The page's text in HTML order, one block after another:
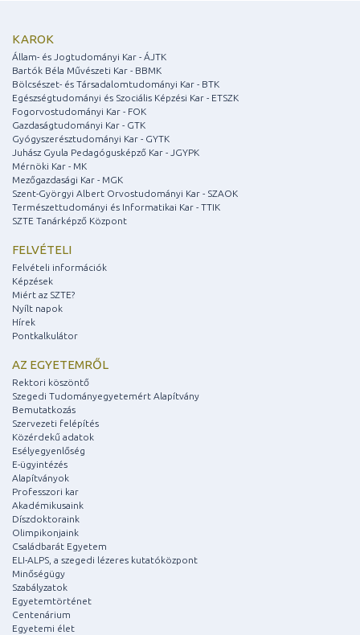
KAROK
Állam- és Jogtudományi Kar - ÁJTK
Bartók Béla Művészeti Kar - BBMK
Bölcsészet- és Társadalomtudományi Kar - BTK
Egészségtudományi és Szociális Képzési Kar - ETSZK
Fogorvostudományi Kar - FOK
Gazdaságtudományi Kar - GTK
Gyógyszerésztudományi Kar - GYTK
Juhász Gyula Pedagógusképző Kar - JGYPK
Mérnöki Kar - MK
Mezőgazdasági Kar - MGK
Szent-Györgyi Albert Orvostudományi Kar - SZAOK
Természettudományi és Informatikai Kar - TTIK
SZTE Tanárképző Központ
FELVÉTELI
Felvételi információk
Képzések
Miért az SZTE?
Nyílt napok
Hírek
Pontkalkulátor
AZ EGYETEMRŐL
Rektori köszöntő
Szegedi Tudományegyetemért Alapítvány
Bemutatkozás
Szervezeti felépítés
Közérdekű adatok
Esélyegyenlőség
E-ügyintézés
Alapítványok
Professzori kar
Akadémikusaink
Díszdoktoraink
Olimpikonjaink
Családbarát Egyetem
ELI-ALPS, a szegedi lézeres kutatóközpont
Minőségügy
Szabályzatok
Egyetemtörténet
Centenárium
Egyetemi élet